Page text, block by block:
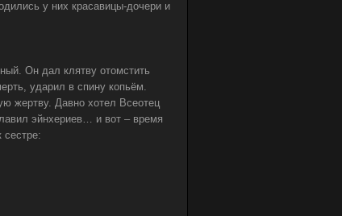
у них красавицы-дочери и
Он дал клятву отомстить
ударил в спину копьём.
жертву. Давно хотел Всеотец
эйнхериев… и вот – время
сестре: